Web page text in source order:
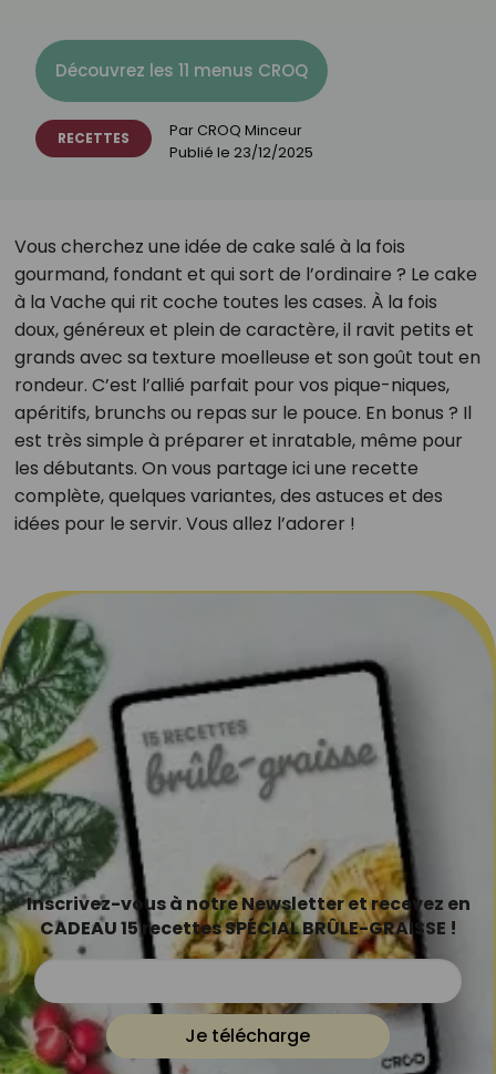
Découvrez les 11 menus CROQ
RECETTES Par CROQ Minceur
Publié le 23/12/2025
Vous cherchez une idée de cake salé à la fois
gourmand, fondant et qui sort de l’ordinaire ? Le cake
à la Vache qui rit coche toutes les cases. À la fois
doux, généreux et plein de caractère, il ravit petits et
grands avec sa texture moelleuse et son goût tout en
rondeur. C’est l’allié parfait pour vos pique-niques,
apéritifs, brunchs ou repas sur le pouce. En bonus ? Il
est très simple à préparer et inratable, même pour
les débutants. On vous partage ici une recette
complète, quelques variantes, des astuces et des
idées pour le servir. Vous allez l’adorer !
Inscrivez-vous à notre Newsletter et recevez en
CADEAU 15 recettes SPÉCIAL BRÛLE-GRAISSE !
Je télécharge